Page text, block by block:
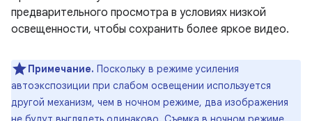
предварительного просмотра в условиях низкой
освещенности, чтобы сохранить более яркое видео.
Примечание. Поскольку в режиме усиления
автоэкспозиции при слабом освещении используется
другой механизм, чем в ночном режиме, два изображения